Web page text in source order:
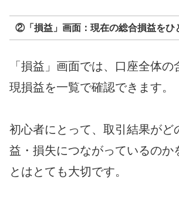
②「損益」画面：現在の総合損益をひ
「損益」画面では、口座全体の
現損益を一覧で確認できます。
初心者にとって、取引結果がど
益・損失につながっているのか
とはとても大切です。